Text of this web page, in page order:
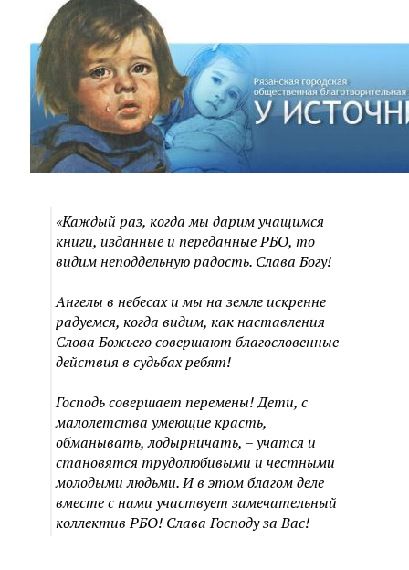
«Каждый раз, когда мы дарим учащимся
книги, изданные и переданные РБО, то
видим неподдельную радость. Слава Богу!
Ангелы в небесах и мы на земле искренне
радуемся, когда видим, как наставления
Слова Божьего совершают благословенные
действия в судьбах ребят!
Господь совершает перемены! Дети, с
малолетства умеющие красть,
обманывать, лодырничать, – учатся и
становятся трудолюбивыми и честными
молодыми людьми. И в этом благом деле
вместе с нами участвует замечательный
коллектив РБО! Слава Господу за Вас!